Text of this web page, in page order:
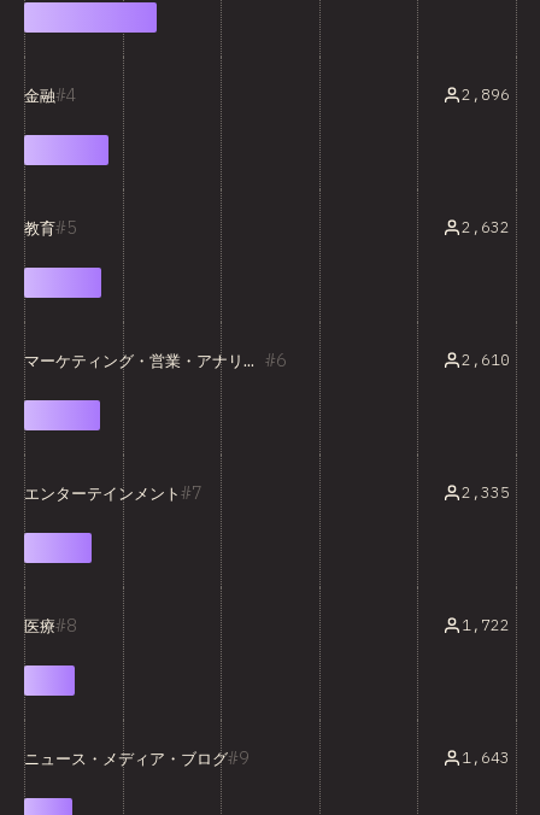
4
金融 2,896
5
教育 2,632
6
マーケティング・営業・アナリティクス 2,610
7
エンターテインメント 2,335
8
医療 1,722
9
ニュース・メディア・ブログ 1,643